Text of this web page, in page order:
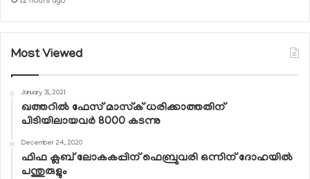
Most Viewed
January 31, 2021
ഖത്തറില്‍ ഫേസ് മാസ്‌ക് ധരിക്കാത്തതിന്
പിടിയിലായവര്‍ 8000 കടന്നു
December 24, 2020
ഫിഫ ക്ലബ് ലോകകപ്പിന് ഫെബ്രുവരി ഒന്നിന് ദോഹയില്‍
പന്തുരുളും